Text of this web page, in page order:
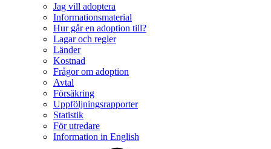
Jag vill adoptera
Informationsmaterial
Hur går en adoption till?
Lagar och regler
Länder
Kostnad
Frågor om adoption
Avtal
Försäkring
Uppföljningsrapporter
Statistik
För utredare
Information in English